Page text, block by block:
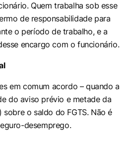
Quem trabalha sob esse
de responsabilidade para
o período de trabalho, e a
encargo com o funcionário.
em comum acordo – quando a
do aviso prévio e metade da
sobre o saldo do FGTS. Não é
desemprego.